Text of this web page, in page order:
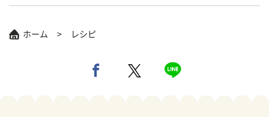
ホーム レシピ